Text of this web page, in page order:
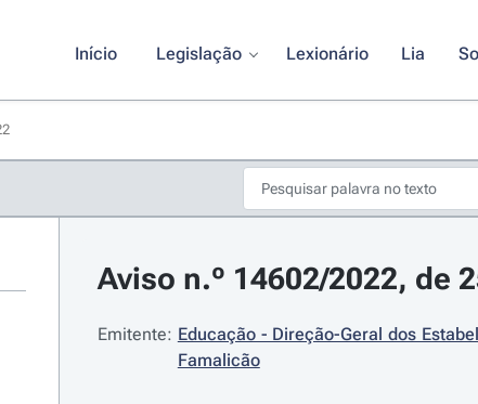
Início Legislação Lexionário Lia
Aviso n.º 14602/2022, de
Emitente: Educação - Direção-Geral dos
Famalicão